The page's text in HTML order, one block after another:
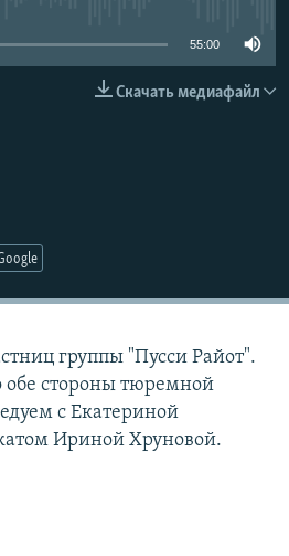
55:00
Скачать медиафайл
группы "Пусси Райот".
обе стороны тюремной
с Екатериной
Ириной Хруновой.